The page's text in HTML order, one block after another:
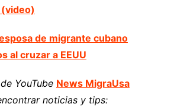
de migrante cubano
al cruzar a EEUU
YouTube News MigraUsa
noticias y tips: